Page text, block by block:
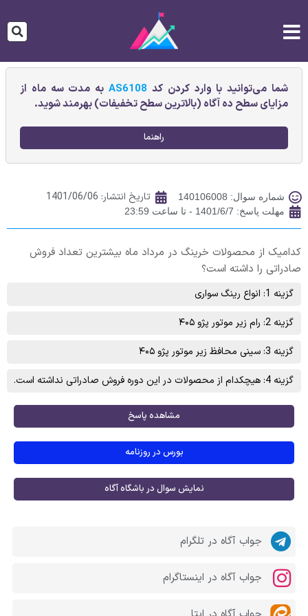
شما می‌توانید با وارد کردن کد AS6108به مدت سه ماه از
مزایای سطح ده آگاه (بالاترین سطح تخفیفات) بهرمند شوید.
راهنما
شماره سوال: 140106008 تاریخ انتشار: 1401/06/06
مهلت پاسخ: 1401/6/7 - تا ساعت 23:59
کدامیک از محصولات خرینگ در مرداد ماه بیشترین تعداد فروش
صادراتی را داشته است؟
گزینه 1: انواع رينگ سواری
گزینه 2: رام زير موتور پژو ۴۰۵
گزینه 3: سينی محافظ زير موتور پژو ۴۰۵
گزینه 4: هیچکدام از محصولات در این دوره فروش صادراتی نداشته است.
مشاهده پاسخ
بورس در روزنامه
نمایش سوال در باشگاه آگاه
جواب آگاه در تلگرام
جواب آگاه در اینستاگرام